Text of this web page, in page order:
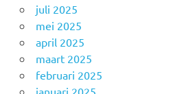
juli 2025
mei 2025
april 2025
maart 2025
februari 2025
januari 2025